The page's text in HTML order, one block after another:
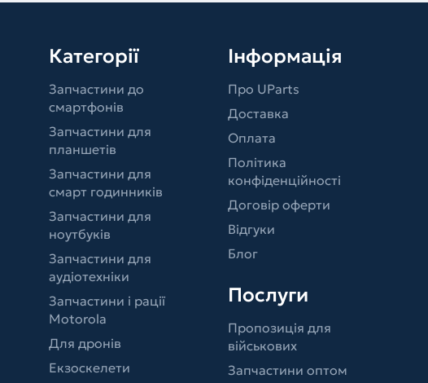
Категорії
Запчастини до
смартфонів
Запчастини для
планшетів
Запчастини для
смарт годинників
Запчастини для
ноутбуків
Запчастини для
аудіотехніки
Запчастини і рації
Motorola
Для дронів
Екзоскелети
Інформація
Про UParts
Доставка
Оплата
Політика
конфіденційності
Договір оферти
Відгуки
Блог
Послуги
Пропозиція для
військових
Запчастини оптом